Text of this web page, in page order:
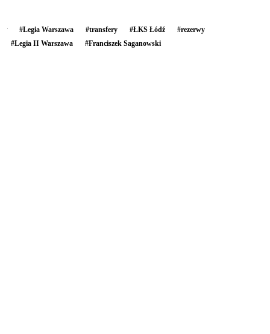
#Legia Warszawa #transfery #ŁKS Łódź #rezerwy
#Legia II Warszawa #Franciszek Saganowski